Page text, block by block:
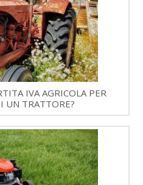
IVA AGRICOLA PER
UN TRATTORE?